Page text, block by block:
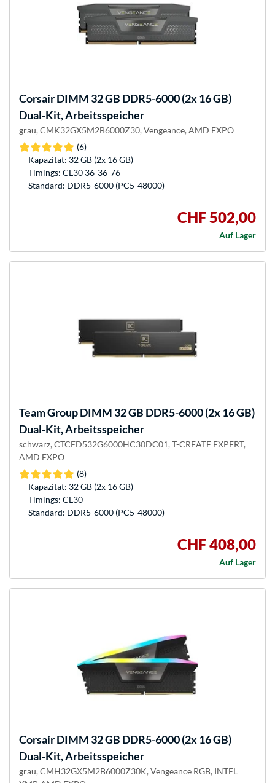
CorsairDIMM 32 GB DDR5-6000 (2x 16 GB)
Dual-Kit, Arbeitsspeicher
grau, CMK32GX5M2B6000Z30, Vengeance, AMD EXPO
(6)
Kapazität: 32 GB (2x 16 GB)
Timings: CL30 36-36-76
Standard: DDR5-6000 (PC5-48000)
CHF 502,00
Auf Lager
Team GroupDIMM 32 GB DDR5-6000 (2x 16 GB)
Dual-Kit, Arbeitsspeicher
schwarz, CTCED532G6000HC30DC01, T-CREATE EXPERT,
AMD EXPO
(8)
Kapazität: 32 GB (2x 16 GB)
Timings: CL30
Standard: DDR5-6000 (PC5-48000)
CHF 408,00
Auf Lager
CorsairDIMM 32 GB DDR5-6000 (2x 16 GB)
Dual-Kit, Arbeitsspeicher
grau, CMH32GX5M2B6000Z30K, Vengeance RGB, INTEL